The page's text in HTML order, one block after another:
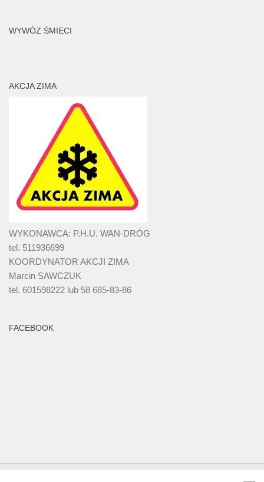
WYWÓZ ŚMIECI
AKCJA ZIMA
WYKONAWCA: P.H.U. WAN-DRÓG
tel. 511936699
KOORDYNATOR AKCJI ZIMA
Marcin SAWCZUK
tel. 601598222 lub 58 685-83-86
FACEBOOK